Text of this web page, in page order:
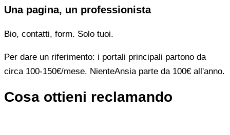
Una pagina, un professionista
Bio, contatti, form. Solo tuoi.
Per dare un riferimento: i portali principali partono da
circa 100-150€/mese. NienteAnsia parte da 100€ all'anno.
Cosa ottieni reclamando